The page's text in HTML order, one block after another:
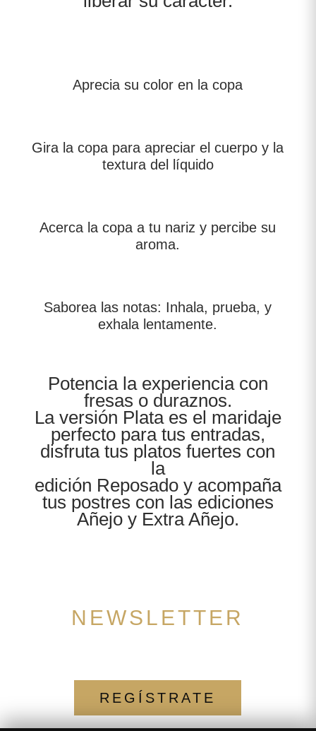
Aprecia su color en la copa
Gira la copa para apreciar el cuerpo y la
textura del líquido
Acerca la copa a tu nariz y percibe su
aroma.
Saborea las notas: Inhala, prueba, y
exhala lentamente.
Potencia la experiencia con
fresas o duraznos.
La versión Plata es el maridaje
perfecto para tus entradas,
disfruta tus platos fuertes con
la
edición Reposado y acompaña
tus postres con las ediciones
Añejo y Extra Añejo.
NEWSLETTER
REGÍSTRATE